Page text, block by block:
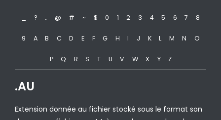
? . @ # ~ $ 0 1 2 3 4 5 6 7 8
9 A B C D E F G H I J K L M N O
P Q R S T U V W X Y Z
.AU
Extension donnée au fichier stocké sous le format son